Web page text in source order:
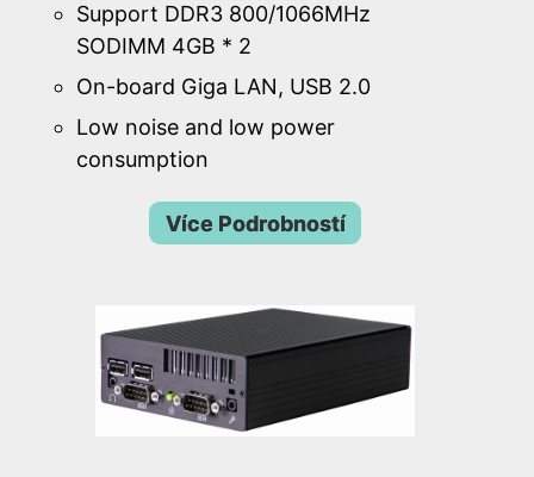
Support DDR3 800/1066MHz
SODIMM 4GB * 2
On-board Giga LAN, USB 2.0
Low noise and low power
consumption
Více Podrobností